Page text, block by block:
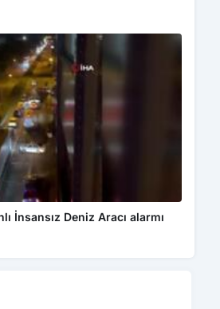
İnsansız Deniz Aracı alarmı